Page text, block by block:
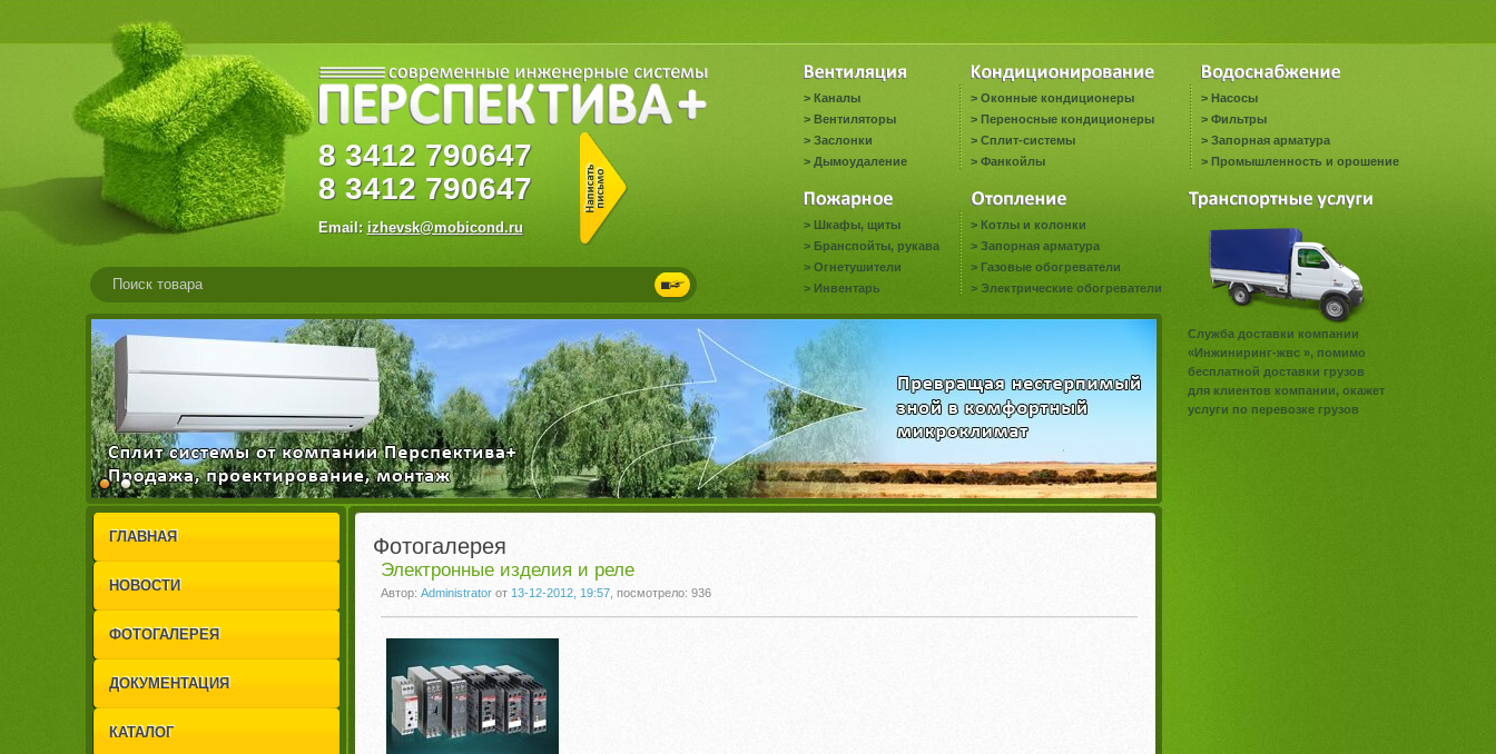
8 3412 790647
8 3412 790647
Email: izhevsk@mobicond.ru
> Каналы
> Вентиляторы
> Заслонки
> Дымоудаление
> Оконные кондиционеры
> Переносные кондиционеры
> Сплит-системы
> Фанкойлы
> Насосы
> Фильтры
> Запорная арматура
> Промышленность и орошение
> Шкафы, щиты
> Бранспойты, рукава
> Огнетушители
> Инвентарь
> Котлы и колонки
> Запорная арматура
> Газовые обогреватели
> Электрические обогреватели
1
2
ГЛАВНАЯ
НОВОСТИ
ФОТОГАЛЕРЕЯ
ДОКУМЕНТАЦИЯ
КАТАЛОГ
Фотогалерея
Электронные изделия и реле
Автор: Administratorот 13-12-2012, 19:57, посмотрело: 936
Служба доставки компании
«Инжиниринг-жвс », помимо
бесплатной доставки грузов
для клиентов компании, окажет
услуги по перевозке грузов